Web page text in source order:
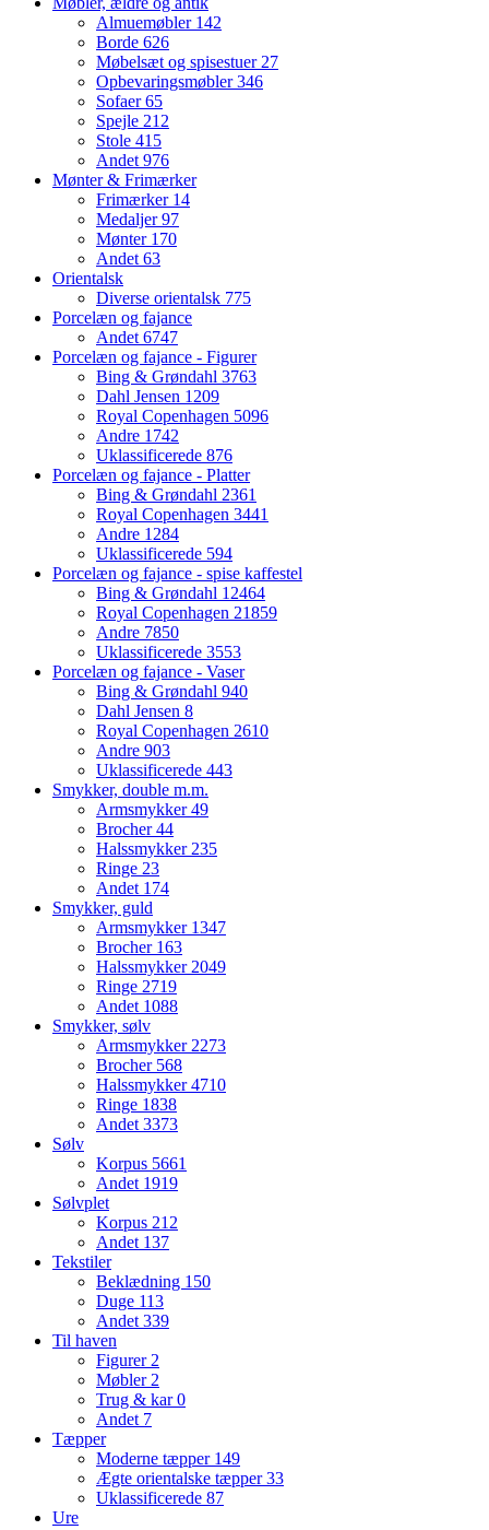
Almuemøbler 142
Borde 626
Møbelsæt og spisestuer27
Opbevaringsmøbler346
Sofaer65
Spejle 212
Stole 415
Andet976
Mønter & Frimærker
Frimærker 14
Medaljer97
Mønter 170
Andet63
Orientalsk
Diverse orientalsk 775
Porcelæn og fajance
Andet6747
Porcelæn og fajance - Figurer
Bing & Grøndahl 3763
Dahl Jensen 1209
Royal Copenhagen 5096
Andre 1742
Uklassificerede 876
Porcelæn og fajance - Platter
Bing & Grøndahl 2361
Royal Copenhagen 3441
Andre 1284
Uklassificerede 594
Porcelæn og fajance - spise kaffestel
Bing & Grøndahl 12464
Royal Copenhagen 21859
Andre 7850
Uklassificerede 3553
Porcelæn og fajance - Vaser
Bing & Grøndahl 940
Dahl Jensen 8
Royal Copenhagen 2610
Andre 903
Uklassificerede 443
Smykker, double m.m.
Armsmykker49
Brocher44
Halssmykker235
Ringe 23
Andet 174
Smykker, guld
Armsmykker 1347
Brocher 163
Halssmykker2049
Ringe 2719
Andet 1088
Smykker, sølv
Armsmykker2273
Brocher 568
Halssmykker4710
Ringe 1838
Andet3373
Sølv
Korpus 5661
Andet 1919
Sølvplet
Korpus 212
Andet 137
Tekstiler
Beklædning 150
Duge 113
Andet339
Til haven
Figurer2
Møbler2
Trug & kar0
Andet 7
Tæpper
Moderne tæpper 149
Ægte orientalske tæpper33
Uklassificerede 87
Ure